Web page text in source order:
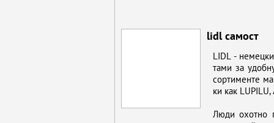
lidl самост
LIDL -
та­ми за
сор­ти­мен­те
ки как LUPILU,
Лю­ди охот­но